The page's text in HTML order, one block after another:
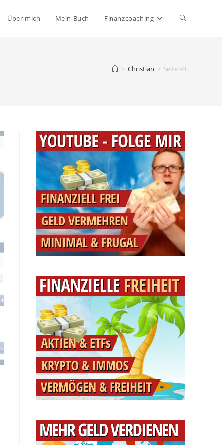
Über mich Mein Buch Finanzcoaching Website-
> Christian > Seite 93